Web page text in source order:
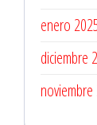
enero
diciembre